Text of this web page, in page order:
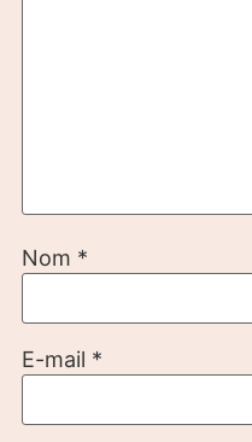
Nom *
E-mail *